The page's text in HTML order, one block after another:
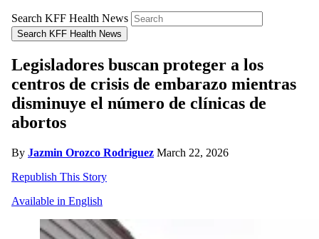
Search KFF Health News
Search KFF Health News
Legisladores buscan proteger a los
centros de crisis de embarazo mientras
disminuye el número de clínicas de
abortos
By Jazmin Orozco Rodriguez March 22, 2026
Republish This Story
Available in English